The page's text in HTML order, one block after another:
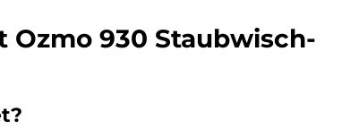
Ozmo 930 Staubwisch-